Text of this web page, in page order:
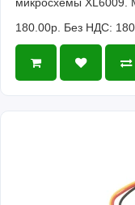
микросхемы XL6009.
180.00р. Без НДС: